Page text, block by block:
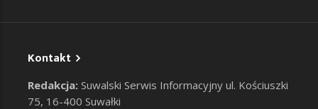
Kontakt
Redakcja: Suwalski Serwis Informacyjny ul. Kościuszki
75, 16-400 Suwałki